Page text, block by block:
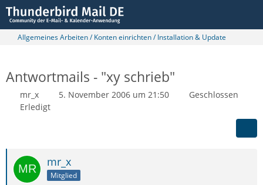
Allgemeines Arbeiten / Konten einrichten / Installation & Update
Antwortmails - "xy schrieb"
mr_x 5. November 2006 um 21:50
Geschlossen
Erledigt
mr_x
Mitglied